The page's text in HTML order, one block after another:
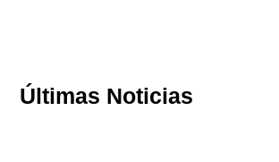
Últimas Noticias